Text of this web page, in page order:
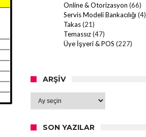
Online & Otorizasyon (66)
Servis Modeli Bankacılığı (4)
Takas(21)
Temassız(47)
Üye İşyeri & POS (227)
ARŞIV
SON YAZILAR